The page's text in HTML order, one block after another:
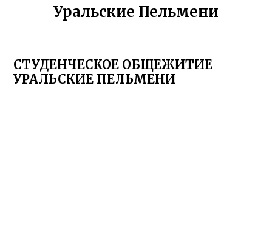
Уральские Пельмени
СТУДЕНЧЕСКОЕ ОБЩЕЖИТИЕ
УРАЛЬСКИЕ ПЕЛЬМЕНИ